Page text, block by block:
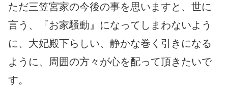
ただ三笠宮家の今後の事を思いますと、世に
言う、『お家騒動』になってしまわないよう
に、大妃殿下らしい、静かな巻く引きになる
ように、周囲の方々が心を配って頂きたいで
す。